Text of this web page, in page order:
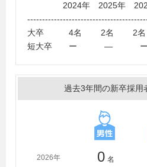
館大学、龍谷大学、大阪芸術大
大学、関西学院大学、甲南大学
久留米大学
米子工業高等専門学校、松江工
工学院専門学校、大阪電子専門
2024年 2025年
大卒 4名 2名 2名
短大卒 ー ― ー
過去3年間の新卒採用
2026年 0 名